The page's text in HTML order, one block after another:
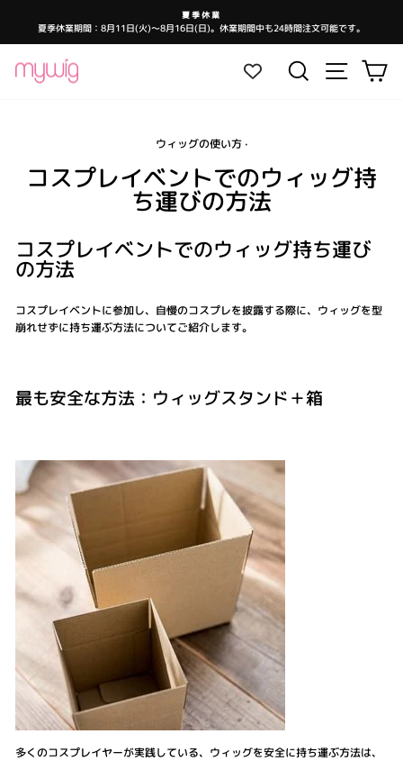
テ
ス
止
し
夏季休業
夏季休業期間：8月11日(火)～8月16日(日)。休業期間中も24時間注文可能です。
検索 サイトカ
ウィッグの使い方·
コスプレイベントでのウィッグ持
ち運びの方法
コスプレイベントでのウィッグ持ち運び
の方法
コスプレイベントに参加し、自慢のコスプレを披露する際に、ウィッグを型
崩れせずに持ち運ぶ方法についてご紹介します。
最も安全な方法：ウィッグスタンド＋箱
多くのコスプレイヤーが実践している、ウィッグを安全に持ち運ぶ方法は、